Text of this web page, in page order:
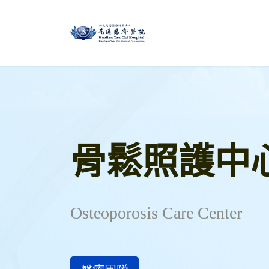
骨鬆照護中
Osteoporosis Care Center